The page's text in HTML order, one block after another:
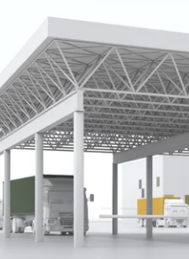
Sie für einen
hochwertiger Güter
mit dem Zoll
Beschleunigung,
vereinbaren